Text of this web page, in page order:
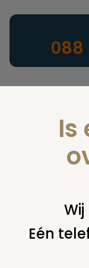
088
U bent hier: home
Is
Eén